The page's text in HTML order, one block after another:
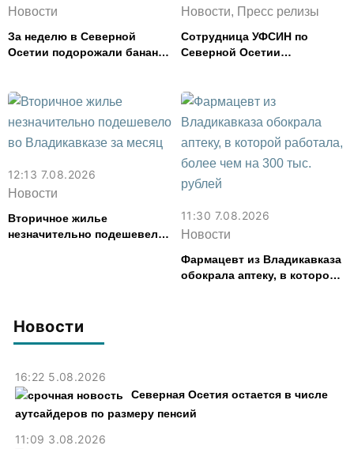
Новости
16:22 5.08.2026
Северная Осетия остается в числе
аутсайдеров по размеру пенсий
11:09 3.08.2026
Новости
За неделю в Северной
Осетии подорожали бананы
картофель
Новости, Пресс релизы
Сотрудница УФСИН по
Северной Осетии
смыслов»
12:13 7.08.2026
Новости
Вторичное жилье
незначительно подешевело
11:30 7.08.2026
Новости
Фармацевт из Владикавказа
обокрала аптеку, в которой